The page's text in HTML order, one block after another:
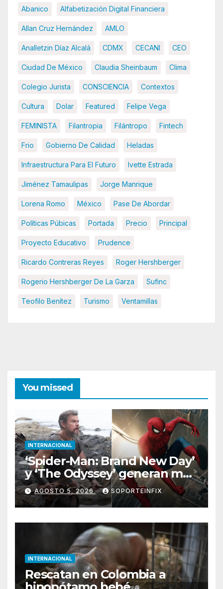
Abanico Alfabetización Digital Financiera
Allan Cruz Hernández AMLO
Analletzin Díaz Alcalá CDMX CECANI CEO
Ciudad De México Claudia Sheinbaum Clima
Colegio Jurista CONSCIENCIA Contextos
Cultura Dolar Featured Felipe Vega
FEMINISTA Filantropia Filántropo Fintech
Frio Gobierno De Calidad Heladas
Infraestructura Para El Futuro Ivette Estrada
Jiménez Tamaulipas Jorge Manrique
Lorena Romo México Pase De Abordar
Políticas Púbicas Portada Precio Principal
Proyecto Educativo Prudence
Ricardo Contreras Reyes Roger Hershberger
Rogerio Hershberger De La Garza Sufinc
Teofilo Benítez Turismo Ventamillas
You missed
INTERNACIONAL
‘Spider-Man: Brand New Day’
y ‘The Odyssey’ generan más
de 400 millones de dólares
en un fin de semana
histórico en EE. UU.
AGOSTO 5, 2026 SOPORTEINFIX
INTERNACIONAL
Rescatan en Colombia a